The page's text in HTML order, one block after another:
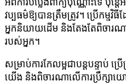
វប្បធម៌ឱ្យបានត្រឹមត្រូវ។ ប្រើកម្
អ្នកនិយាយដើម និងតែងតែពិចារណ
របស់អ្នក។
សម្រាប់ការកែលម្អជាបន្តបន្ទាប់ ប្រ
យើង និងពិចារណាលើការប្រឹក្សា